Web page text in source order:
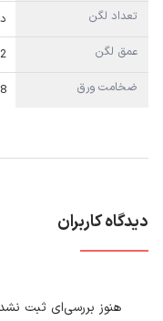
تعداد لگن
عمق لگن
22
ضخامت ورق
دیدگاه کاربران
هنوز بررسی‌ای ثبت